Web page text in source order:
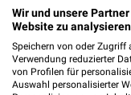
Wir und unsere
Website zu
Speichern von oder
Verwendung reduzierter
von Profilen für
Auswahl personalisierter